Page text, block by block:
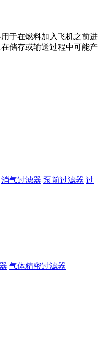
于在燃料加入飞机之前进
储存或输送过程中可能产
消气过滤器 泵前过滤器 过
气体精密过滤器